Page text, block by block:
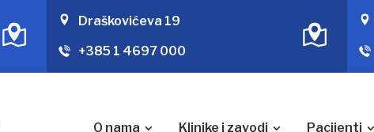
Draškovićeva 19
+385 1 4697 000
O nama Klinike i zavodi Pacijenti